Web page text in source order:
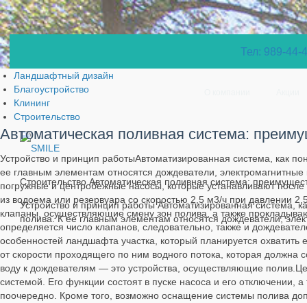
Тел: 989-44-
Строительство Автоматическая поливная система:
Устройство и принцип работы Автоматизированная система,
полива. К ее главным элементам относятся дождеватели,
Ландшафтный дизайн
Благоустройство
Клининг
Строительство
Автоматическая поливная система:
Устройство и принцип работыАвтоматизированная система, как
ее главным элементам относятся дождеватели,
погружные и центробежные насосы, которые устанавливают
из водоема или резервуара со скоростью 2,5 м3/ч при давлении
клапаны, осуществляющие смену зон полива, а также
определяется число клапанов, следовательно, также и
особенностей ландшафта участка, который планируется
от скорости проходящего по ним водного потока, которая
воду к дождевателям — это устройства, осуществляющие
системой. Его функции состоят в пуске насоса и его отключении,
поочередно. Кроме того, возможно оснащение системы полива